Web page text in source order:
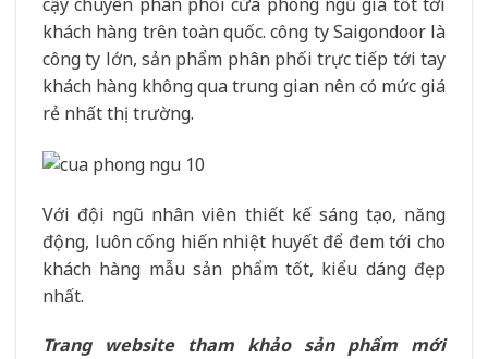
khách hàng trên toàn quốc. công ty Saigondoor là
công ty lớn, sản phẩm phân phối trực tiếp tới tay
khách hàng không qua trung gian nên có mức giá
rẻ nhất thị trường.
Với đội ngũ nhân viên thiết kế sáng tạo, năng
động, luôn cống hiến nhiệt huyết để đem tới cho
khách hàng mẫu sản phẩm tốt, kiểu dáng đẹp
nhất.
Trang website tham khảo sản phẩm mới